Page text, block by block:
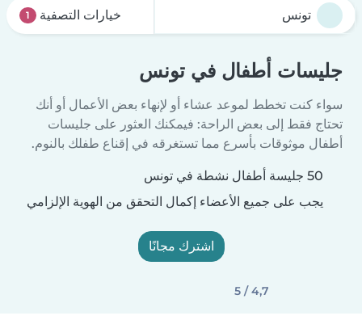
خيارات التصفية 1
جليسات أطفال في تونس
سواء كنت تخطط لموعد عشاء أو لإنهاء بعض الأعمال أو أنك
تحتاج فقط إلى بعض الراحة: فيمكنك العثور على جليسات
أطفال موثوقات بأسرع مما تستغرقه في إقناع طفلك بالنوم.
50 جليسة أطفال نشطة في تونس
يجب على جميع الأعضاء إكمال التحقق من الهوية الإلزامي
اشترك مجانًا
4,7 / 5